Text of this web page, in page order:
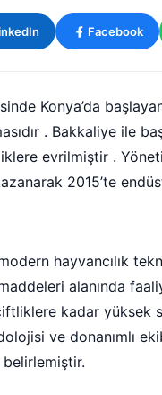
Facebook
Konya’da
. Bakkaliye ile
evrilmiştir .
2015’te
hayvancılık
alanında
kadar yüksek
ve donanımlı